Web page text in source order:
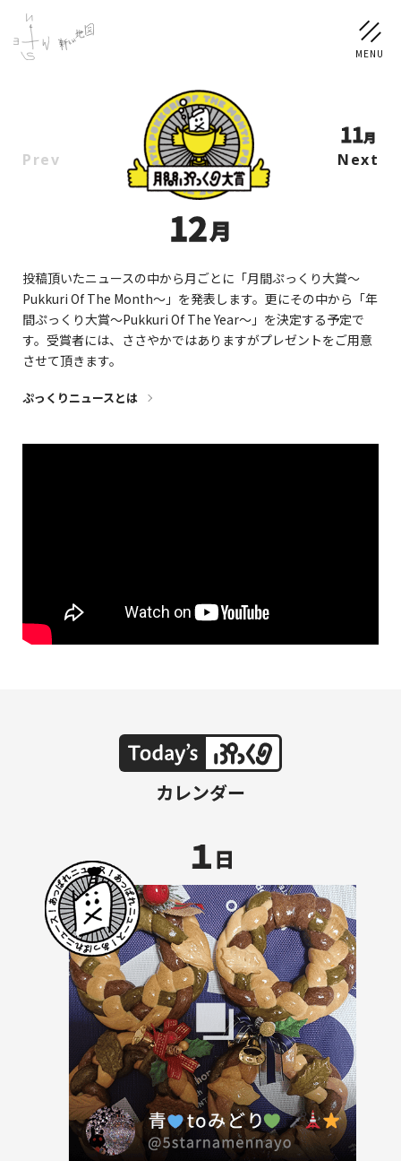
SCHEDULE
稲垣 吾郎 草彅 剛 香取 慎吾
DISCOGRAPHY
CHIZUSHOP
お問い合わせ
メールマガジン登録/解除
Prev
11月
Next
12月
投稿頂いたニュースの中から月ごとに「月間ぷっくり大賞〜
Pukkuri Of The Month〜」を発表します。更にその中から「年
間ぷっくり大賞〜Pukkuri Of The Year〜」を決定する予定で
す。受賞者には、ささやかではありますがプレゼントをご用意
させて頂きます。
ぷっくりニュースとは
カレンダー